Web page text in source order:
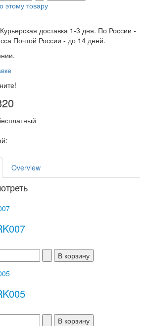
этому товару
доставка 1-3 дня. По России -
Почтой России - до 14 дней.
Overview